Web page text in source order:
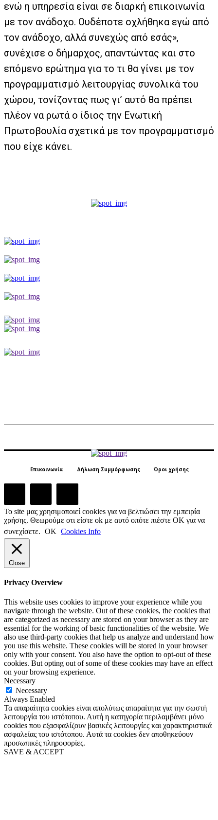
ενώ η υπηρεσία είναι σε διαρκή επικοινωνία
με τον ανάδοχο. Ουδέποτε οχλήθηκα εγώ από
τον ανάδοχο, αλλά συνεχώς από εσάς»,
συνέχισε ο δήμαρχος, απαντώντας και στο
επόμενο ερώτημα για το τι θα γίνει με τον
προγραμματισμό λειτουργίας συνολικά του
χώρου, τονίζοντας πως γι’ αυτό θα πρέπει
πλέον να ρωτά ο ίδιος την Ενωτική
Πρωτοβουλία σχετικά με τον προγραμματισμό
που είχε κάνει.
Επικοινωνία Δήλωση Συμμόρφωσης Όροι χρήσης
Το site μας χρησιμοποιεί cookies για να βελτιώσει την εμπειρία
χρήσης. Θεωρούμε οτι είστε ok με αυτό οπότε πιέστε ΟΚ για να
συνεχίσετε. ΟΚ Cookies Info
Close
Privacy Overview
This website uses cookies to improve your experience while you
navigate through the website. Out of these cookies, the cookies that
are categorized as necessary are stored on your browser as they are
essential for the working of basic functionalities of the website. We
also use third-party cookies that help us analyze and understand how
you use this website. These cookies will be stored in your browser
only with your consent. You also have the option to opt-out of these
cookies. But opting out of some of these cookies may have an effect
on your browsing experience.
Necessary
Necessary
Always Enabled
Τα απαραίτητα cookies είναι απολύτως απαραίτητα για την σωστή
λειτουργία του ιστότοπου. Αυτή η κατηγορία περιλαμβάνει μόνο
cookies που εξασφαλίζουν βασικές λειτουργίες και χαρακτηριστικά
ασφαλείας του ιστότοπου. Αυτά τα cookies δεν αποθηκεύουν
προσωπικές πληροφορίες.
SAVE & ACCEPT